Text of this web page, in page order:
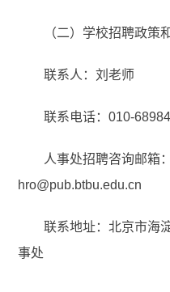
（二）学校招聘政策
联系人：刘老师
联系电话：010-
人事处招聘咨询邮箱
hro@pub.btbu.edu.cn
联系地址：北京市海
事处